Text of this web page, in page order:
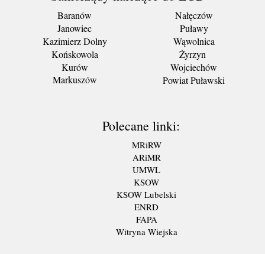
Baranów
Janowiec
Kazimierz Dolny
Końskowola
Kurów
Markuszów
Nałęczów
Puławy
Wąwolnica
Żyrzyn
Wojciechów
Powiat Puławski
Polecane linki:
MRiRW
ARiMR
UMWL
KSOW
KSOW Lubelski
ENRD
FAPA
Witryna Wiejska